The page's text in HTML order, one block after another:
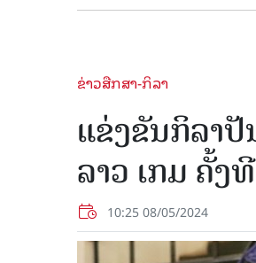
ຂ່າວສືກສາ-ກິລາ
ແຂ່ງຂັນກິລາ
ລາວ ເກມ ຄັ້ງ
10:25 08/05/2024